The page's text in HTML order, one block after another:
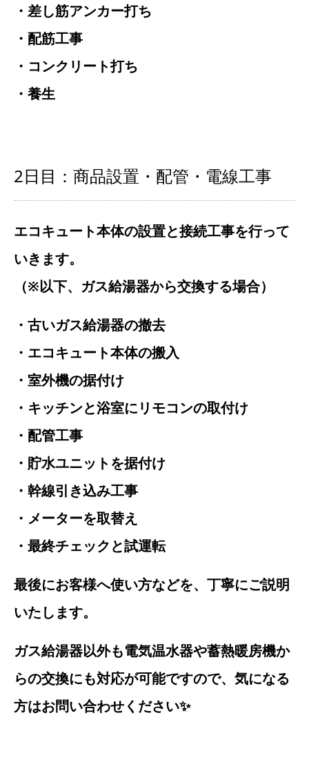
・差し筋アンカー打ち
・配筋工事
・コンクリート打ち
・養生
2日目：商品設置・配管・電線工事
エコキュート本体の設置と接続工事を行って
いきます。
（※以下、ガス給湯器から交換する場合）
・古いガス給湯器の撤去
・エコキュート本体の搬入
・室外機の据付け
・キッチンと浴室にリモコンの取付け
・配管工事
・貯水ユニットを据付け
・幹線引き込み工事
・メーターを取替え
・最終チェックと試運転
最後にお客様へ使い方などを、丁寧にご説明
いたします。
ガス給湯器以外も電気温水器や蓄熱暖房機か
らの交換にも対応が可能ですので、気になる
方はお問い合わせください✨